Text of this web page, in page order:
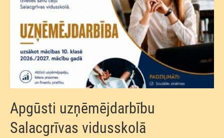
Apgūsti uzņēmējdarbību
Salacgrīvas vidusskolā